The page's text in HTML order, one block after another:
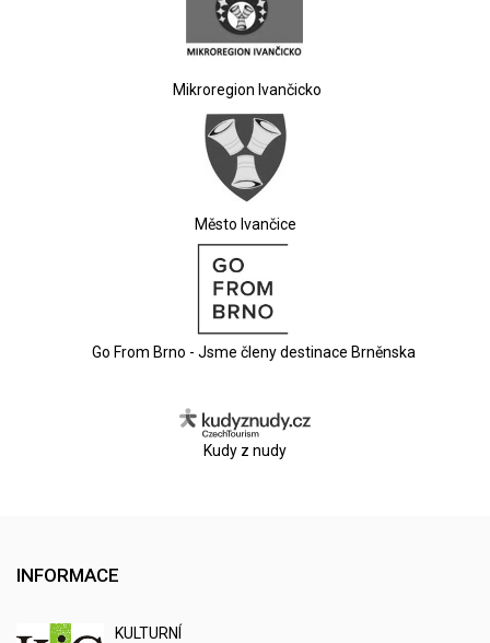
Mikroregion Ivančicko
Město Ivančice
Go From Brno - Jsme členy destinace Brněnska
Kudy z nudy
INFORMACE
KULTURNÍ